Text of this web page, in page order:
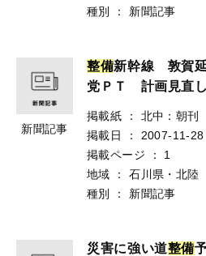
種別
： 新聞記事
新聞記事
整備新幹線 敦賀
党ＰＴ 計画見直
掲載紙 ：
北中：朝刊
掲載日
：
2007-11-28
掲載ページ
：
1
地域
：
石川県・北陸
種別
： 新聞記事
災害に強い道整備